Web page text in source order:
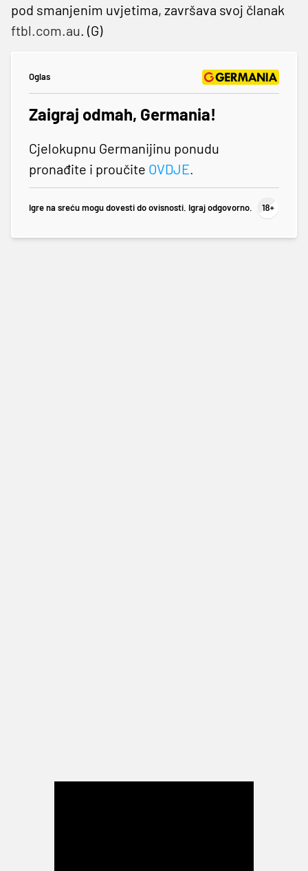
pod smanjenim uvjetima, završava svoj članak
ftbl.com.au. (G)
Oglas
Zaigraj odmah, Germania!
Cjelokupnu Germanijinu ponudu
pronađite i proučite OVDJE.
Igre na sreću mogu dovesti do ovisnosti. Igraj odgovorno.